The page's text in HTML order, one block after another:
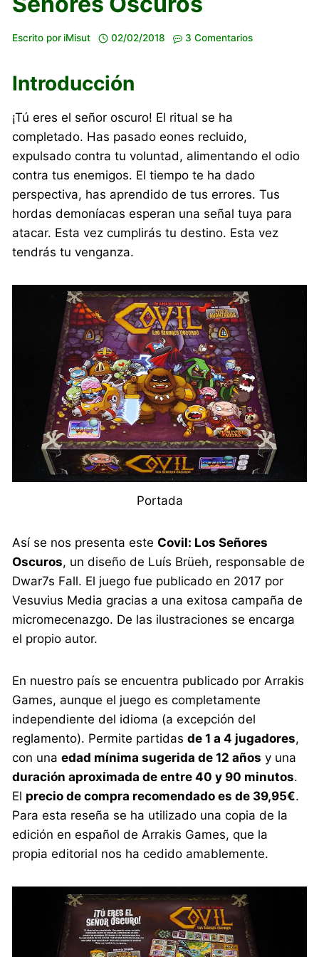
Escrito por iMisut 02/02/2018 3 Comentarios
Introducción
¡Tú eres el señor oscuro! El ritual se ha
completado. Has pasado eones recluido,
expulsado contra tu voluntad, alimentando el odio
contra tus enemigos. El tiempo te ha dado
perspectiva, has aprendido de tus errores. Tus
hordas demoníacas esperan una señal tuya para
atacar. Esta vez cumplirás tu destino. Esta vez
tendrás tu venganza.
Portada
Así se nos presenta esteCovil: Los Señores
Oscuros, un diseño de Luís Brüeh, responsable de
Dwar7s Fall. El juego fue publicado en 2017 por
Vesuvius Media gracias a una exitosa campaña de
micromecenazgo. De las ilustraciones se encarga
el propio autor.
En nuestro país se encuentra publicado por Arrakis
Games, aunque el juego es completamente
independiente del idioma (a excepción del
reglamento). Permite partidasde 1 a 4 jugadores,
con unaedad mínima sugerida de 12 años y una
duración aproximada de entre 40 y 90 minutos.
El precio de compra recomendado es de 39,95€.
Para esta reseña se ha utilizado una copia de la
edición en español de Arrakis Games, que la
propia editorial nos ha cedido amablemente.